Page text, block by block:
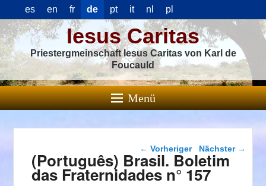
es en fr de pt it nl pl
Iesus Caritas
Priestergmeinschaft Iesus Caritas von Karl de
Foucauld
Menü
Beitragsnavigation
← Vorheriger Nächster →
(Português) Brasil. Boletim
das Fraternidades n° 157